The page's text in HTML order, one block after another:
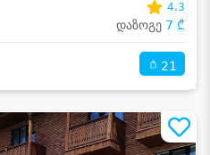
4.3
დაზოგე 7 ₾
21